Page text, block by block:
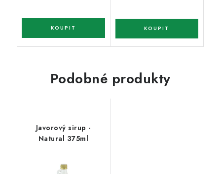
Podobné produkty
Javorový sirup -
Natural 375ml